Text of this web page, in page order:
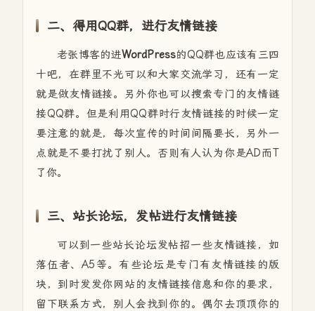
二、得用QQ群，进行友情链接
老张博客的进WordPress的QQ群也应该有三四
十吧，在群里不光可以和大家交流学习，还有一定
就是做友情链接。另外你也可以搜索专门的友情链
接QQ群。但是利用QQ群时行友情链接的时候一定
要注意的就是，每次宣传的时间间隔要长，另外一
点就是不要打扰了别人。否则有人认为你是AD而T
了你。
三、站长论坛，发帖进行友情链接
可以到一些站长论坛发帖招一些友情链接，如
落伍者、A5等。有些论坛是专门有友情链接的版
块，到时发发你网站的友情链接信息和你的要求，
留下联系方式，别人会找到你的。偶尔去顶顶你的